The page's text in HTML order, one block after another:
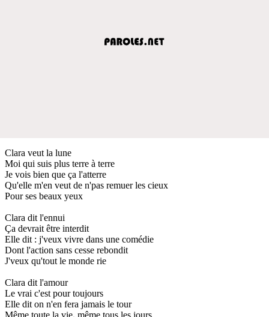
Clara veut la lune
Moi qui suis plus terre à terre
Je vois bien que ça l'atterre
Qu'elle m'en veut de n'pas remuer les cieux
Pour ses beaux yeux
Clara dit l'ennui
Ça devrait être interdit
Elle dit : j'veux vivre dans une comédie
Dont l'action sans cesse rebondit
J'veux qu'tout le monde rie
Clara dit l'amour
Le vrai c'est pour toujours
Elle dit on n'en fera jamais le tour
Même toute la vie, même tous les jours